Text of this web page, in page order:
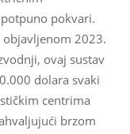
pokvari.
2023.
ovaj sustav
dolara svaki
centrima
brzom